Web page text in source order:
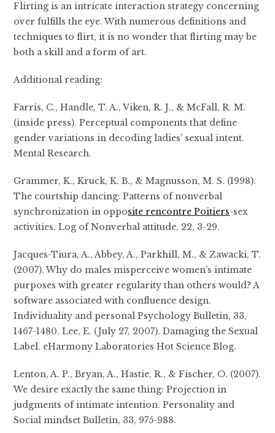
Flirting is an intricate interaction strategy concerning
over fulfills the eye. With numerous definitions and
techniques to flirt, it is no wonder that flirting may be
both a skill and a form of art.
Additional reading:
Farris, C., Handle, T. A., Viken, R. J., & McFall, R. M.
(inside press). Perceptual components that define
gender variations in decoding ladies’ sexual intent.
Mental Research.
Grammer, K., Kruck, K. B., & Magnusson, M. S. (1998).
The courtship dancing: Patterns of nonverbal
synchronization in opposite rencontre Poitiers-sex
activities. Log of Nonverbal attitude, 22, 3-29.
Jacques-Tiura, A., Abbey, A., Parkhill, M., & Zawacki, T.
(2007). Why do males misperceive women’s intimate
purposes with greater regularity than others would? A
software associated with confluence design.
Individuality and personal Psychology Bulletin, 33,
1467-1480. Lee, E. (July 27, 2007). Damaging the Sexual
Label. eHarmony Laboratories Hot Science Blog.
Lenton, A. P., Bryan, A., Hastie, R., & Fischer, O. (2007).
We desire exactly the same thing: Projection in
judgments of intimate intention. Personality and
Social mindset Bulletin, 33, 975-988.